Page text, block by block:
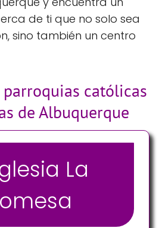
de ti que no solo sea
sino también un centro
católicas
de Albuquerque
La